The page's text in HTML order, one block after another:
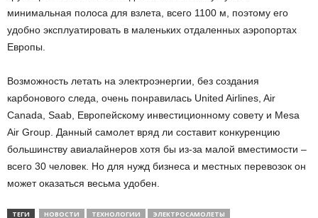
минимальная полоса для взлета, всего 1100 м, поэтому его
удобно эксплуатировать в маленьких отдаленных аэропортах
Европы.
Возможность летать на электроэнергии, без создания
карбонового следа, очень понравилась United Airlines, Air
Canada, Saab, Европейскому инвестиционному совету и Mesa
Air Group. Данный самолет вряд ли составит конкуренцию
большинству авиалайнеров хотя бы из-за малой вместимости –
всего 30 человек. Но для нужд бизнеса и местных перевозок он
может оказаться весьма удобен.
ТЕГИ НОВОСТИ ТЕХНОЛОГИИ ЭЛЕКТРОСАМОЛЕТЫ